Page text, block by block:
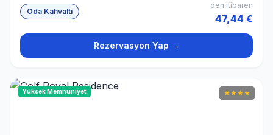
Oda Kahvaltı
den itibaren
47,44 €
Rezervasyon Yap →
Yüksek Memnuniyet ★★★★